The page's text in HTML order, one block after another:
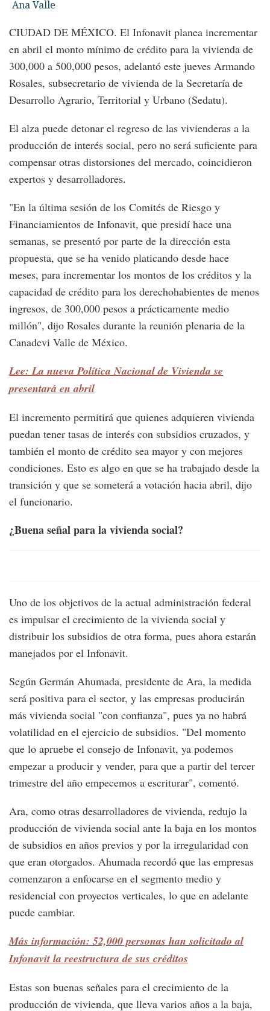
Ana Valle
CIUDAD DE MÉXICO. El Infonavit planea incrementar
en abril el monto mínimo de crédito para la vivienda de
300,000 a 500,000 pesos, adelantó este jueves Armando
Rosales, subsecretario de vivienda de la Secretaría de
Desarrollo Agrario, Territorial y Urbano (Sedatu).
El alza puede detonar el regreso de las vivienderas a la
producción de interés social, pero no será suficiente para
compensar otras distorsiones del mercado, coincidieron
expertos y desarrolladores.
"En la última sesión de los Comités de Riesgo y
Financiamientos de Infonavit, que presidí hace una
semanas, se presentó por parte de la dirección esta
propuesta, que se ha venido platicando desde hace
meses, para incrementar los montos de los créditos y la
capacidad de crédito para los derechohabientes de menos
ingresos, de 300,000 pesos a prácticamente medio
millón", dijo Rosales durante la reunión plenaria de la
Canadevi Valle de México.
Lee: La nueva Política Nacional de Vivienda se
presentará en abril
El incremento permitirá que quienes adquieren vivienda
puedan tener tasas de interés con subsidios cruzados, y
también el monto de crédito sea mayor y con mejores
condiciones. Esto es algo en que se ha trabajado desde la
transición y que se someterá a votación hacia abril, dijo
el funcionario.
¿Buena señal para la vivienda social?
Uno de los objetivos de la actual administración federal
es impulsar el crecimiento de la vivienda social y
distribuir los subsidios de otra forma, pues ahora estarán
manejados por el Infonavit.
Según Germán Ahumada, presidente de Ara, la medida
será positiva para el sector, y las empresas producirán
más vivienda social "con confianza", pues ya no habrá
volatilidad en el ejercicio de subsidios. "Del momento
que lo apruebe el consejo de Infonavit, ya podemos
empezar a producir y vender, para que a partir del tercer
trimestre del año empecemos a escriturar", comentó.
Ara, como otras desarrolladores de vivienda, redujo la
producción de vivienda social ante la baja en los montos
de subsidios en años previos y por la irregularidad con
que eran otorgados. Ahumada recordó que las empresas
comenzaron a enfocarse en el segmento medio y
residencial con proyectos verticales, lo que en adelante
puede cambiar.
Más información: 52,000 personas han solicitado al
Infonavit la reestructura de sus créditos
Estas son buenas señales para el crecimiento de la
producción de vivienda, que lleva varios años a la baja,